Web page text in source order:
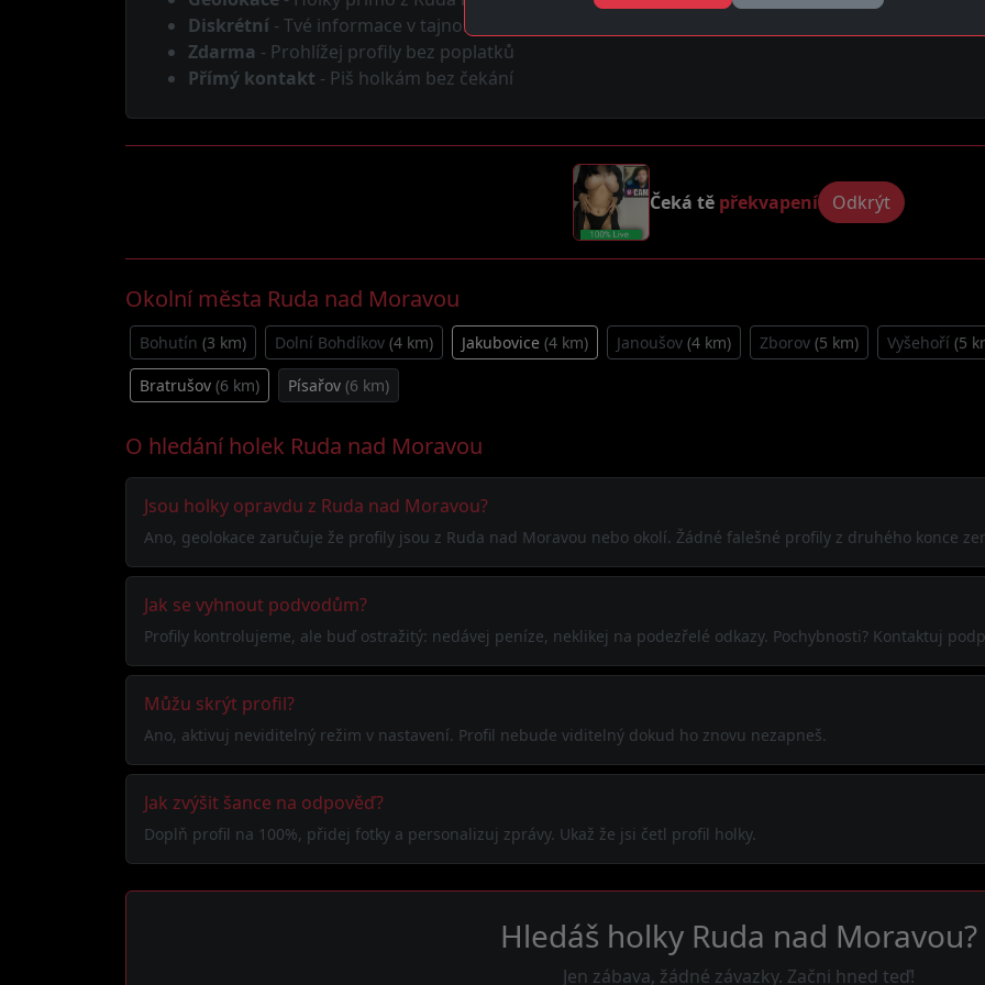
Diskrétní - Tvé informace v tajnosti
Zdarma - Prohlížej profily bez poplatků
Přímý kontakt - Piš holkám bez čekání
Čeká tě překvapení Odkrýt
Okolní města Ruda nad Moravou
Bohutín (3 km) Dolní Bohdíkov (4 km) Jakubovice (4 km) Janoušov (4 km) Zborov (5 km) Vyšehoří (5
Bratrušov (6 km) Písařov (6 km)
O hledání holek Ruda nad Moravou
Jsou holky opravdu z Ruda nad Moravou?
Ano, geolokace zaručuje že profily jsou z Ruda nad Moravou nebo okolí. Žádné falešné profily z druhého konce
Jak se vyhnout podvodům?
Profily kontrolujeme, ale buď ostražitý: nedávej peníze, neklikej na podezřelé odkazy. Pochybnosti? Kontaktuj
Můžu skrýt profil?
Ano, aktivuj neviditelný režim v nastavení. Profil nebude viditelný dokud ho znovu nezapneš.
Jak zvýšit šance na odpověď?
Doplň profil na 100%, přidej fotky a personalizuj zprávy. Ukaž že jsi četl profil holky.
Hledáš holky Ruda nad Moravou?
Jen zábava, žádné závazky. Začni hned teď!